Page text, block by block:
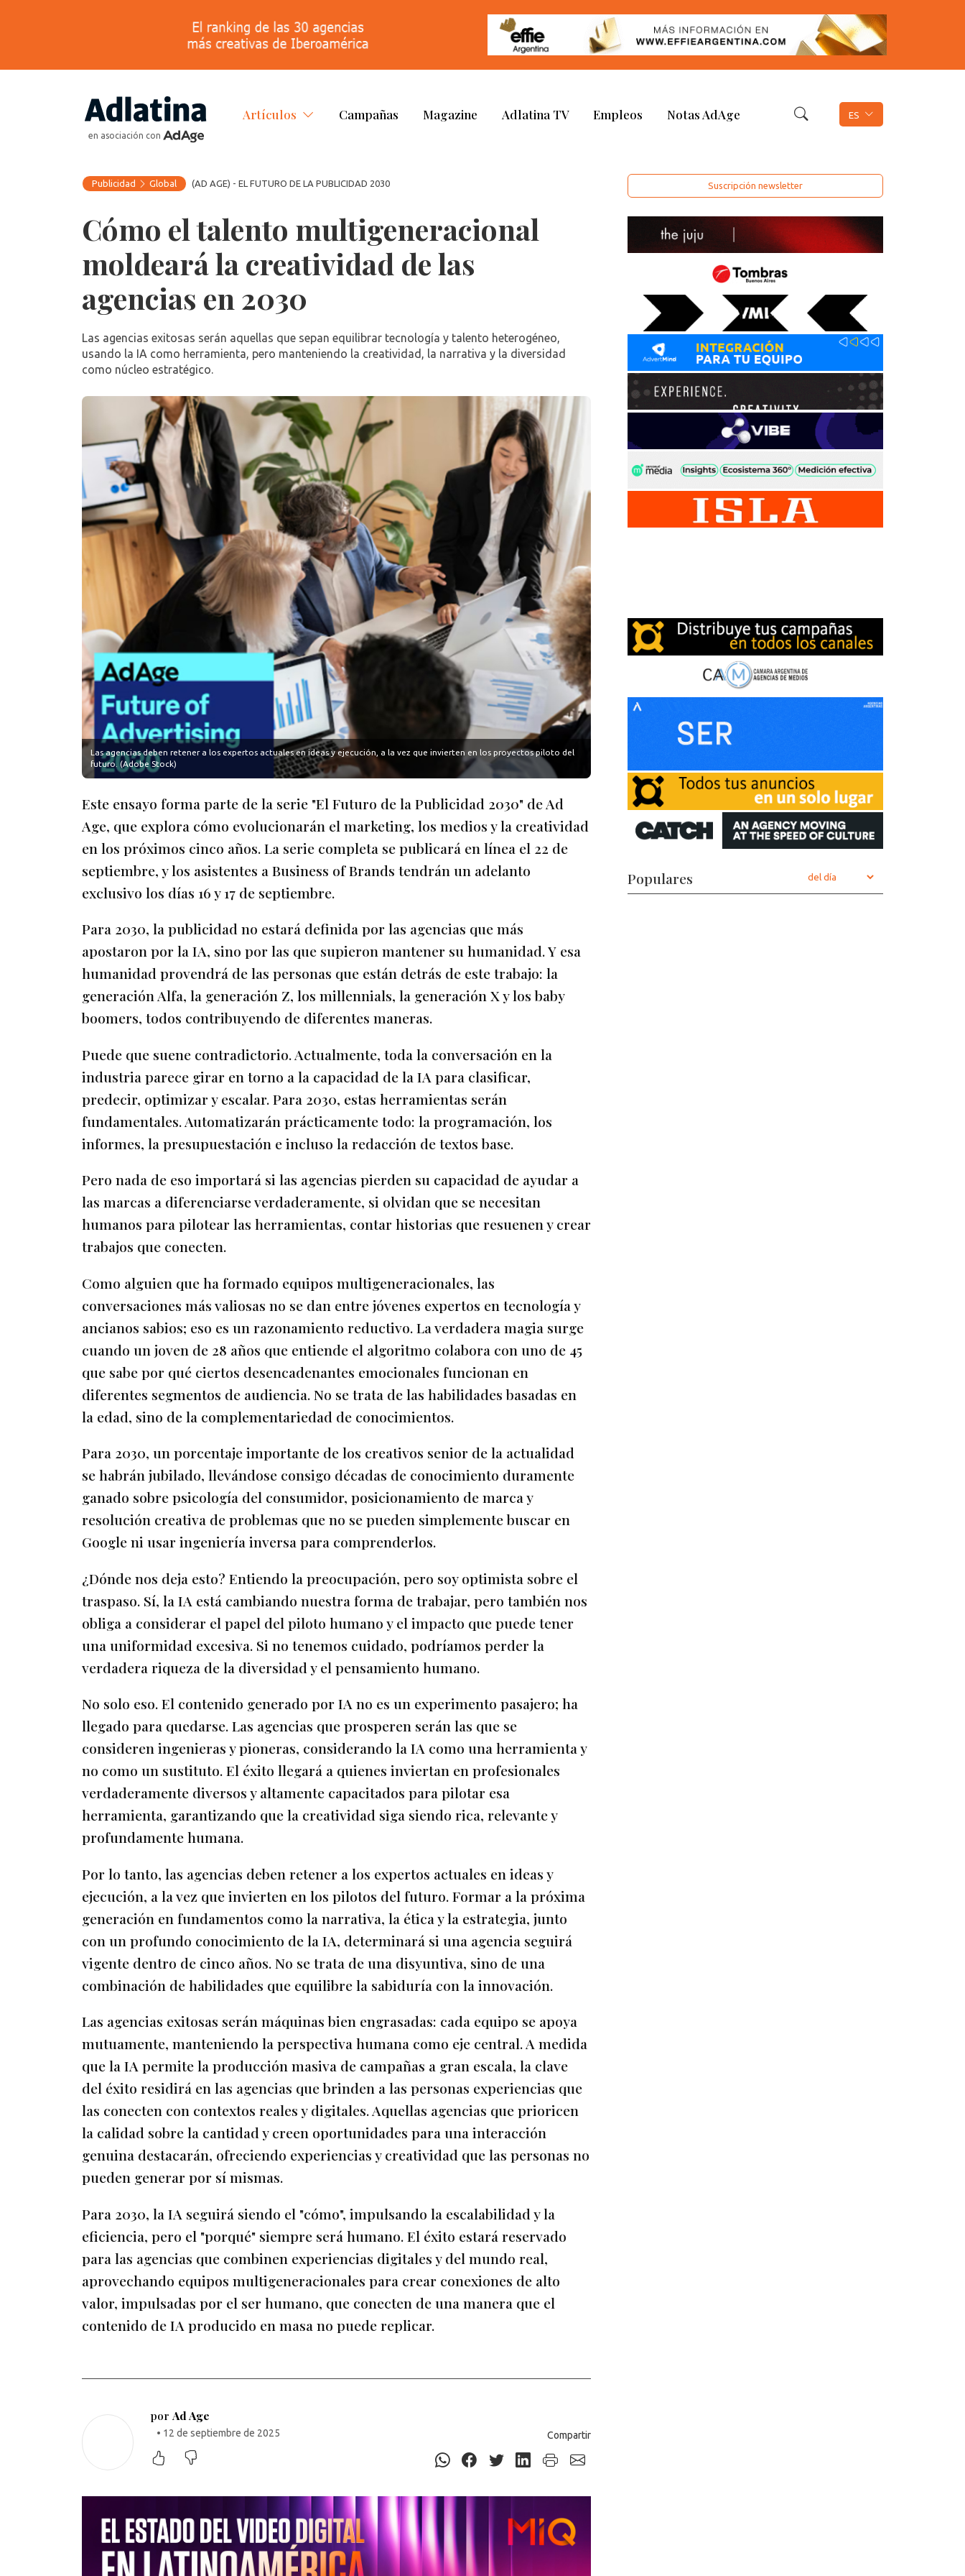
en asociación con
Artículos Campañas Magazine Adlatina TV Empleos Notas AdAge ES
Publicidad Global (AD AGE) - EL FUTURO DE LA PUBLICIDAD 2030
Cómo el talento multigeneracional
moldeará la creatividad de las
agencias en 2030
Las agencias exitosas serán aquellas que sepan equilibrar tecnología y talento heterogéneo,
usando la IA como herramienta, pero manteniendo la creatividad, la narrativa y la diversidad
como núcleo estratégico.
Las agencias deben retener a los expertos actuales en ideas y ejecución, a la vez que invierten en los proyectos piloto del
futuro. (Adobe Stock)
Este ensayo forma parte de la serie "El Futuro de la Publicidad 2030" de Ad
Age, que explora cómo evolucionarán el marketing, los medios y la creatividad
en los próximos cinco años. La serie completa se publicará en línea el 22 de
septiembre, y los asistentes a Business of Brands tendrán un adelanto
exclusivo los días 16 y 17 de septiembre.
Para 2030, la publicidad no estará definida por las agencias que más
apostaron por la IA, sino por las que supieron mantener su humanidad. Y esa
humanidad provendrá de las personas que están detrás de este trabajo: la
generación Alfa, la generación Z, los millennials, la generación X y los baby
boomers, todos contribuyendo de diferentes maneras.
Puede que suene contradictorio. Actualmente, toda la conversación en la
industria parece girar en torno a la capacidad de la IA para clasificar,
predecir, optimizar y escalar. Para 2030, estas herramientas serán
fundamentales. Automatizarán prácticamente todo: la programación, los
informes, la presupuestación e incluso la redacción de textos base.
Pero nada de eso importará si las agencias pierden su capacidad de ayudar a
las marcas a diferenciarse verdaderamente, si olvidan que se necesitan
humanos para pilotear las herramientas, contar historias que resuenen y crear
trabajos que conecten.
Como alguien que ha formado equipos multigeneracionales, las
conversaciones más valiosas no se dan entre jóvenes expertos en tecnología y
ancianos sabios; eso es un razonamiento reductivo. La verdadera magia surge
cuando un joven de 28 años que entiende el algoritmo colabora con uno de 45
que sabe por qué ciertos desencadenantes emocionales funcionan en
diferentes segmentos de audiencia. No se trata de las habilidades basadas en
la edad, sino de la complementariedad de conocimientos.
Para 2030, un porcentaje importante de los creativos senior de la actualidad
se habrán jubilado, llevándose consigo décadas de conocimiento duramente
ganado sobre psicología del consumidor, posicionamiento de marca y
resolución creativa de problemas que no se pueden simplemente buscar en
Google ni usar ingeniería inversa para comprenderlos.
¿Dónde nos deja esto? Entiendo la preocupación, pero soy optimista sobre el
traspaso. Sí, la IA está cambiando nuestra forma de trabajar, pero también nos
obliga a considerar el papel del piloto humano y el impacto que puede tener
una uniformidad excesiva. Si no tenemos cuidado, podríamos perder la
verdadera riqueza de la diversidad y el pensamiento humano.
No solo eso. El contenido generado por IA no es un experimento pasajero; ha
llegado para quedarse. Las agencias que prosperen serán las que se
consideren ingenieras y pioneras, considerando la IA como una herramienta y
no como un sustituto. El éxito llegará a quienes inviertan en profesionales
verdaderamente diversos y altamente capacitados para pilotar esa
herramienta, garantizando que la creatividad siga siendo rica, relevante y
profundamente humana.
Por lo tanto, las agencias deben retener a los expertos actuales en ideas y
ejecución, a la vez que invierten en los pilotos del futuro. Formar a la próxima
generación en fundamentos como la narrativa, la ética y la estrategia, junto
con un profundo conocimiento de la IA, determinará si una agencia seguirá
vigente dentro de cinco años. No se trata de una disyuntiva, sino de una
combinación de habilidades que equilibre la sabiduría con la innovación.
Las agencias exitosas serán máquinas bien engrasadas: cada equipo se apoya
mutuamente, manteniendo la perspectiva humana como eje central. A medida
que la IA permite la producción masiva de campañas a gran escala, la clave
del éxito residirá en las agencias que brinden a las personas experiencias que
las conecten con contextos reales y digitales. Aquellas agencias que prioricen
la calidad sobre la cantidad y creen oportunidades para una interacción
genuina destacarán, ofreciendo experiencias y creatividad que las personas no
pueden generar por sí mismas.
Para 2030, la IA seguirá siendo el "cómo", impulsando la escalabilidad y la
eficiencia, pero el "porqué" siempre será humano. El éxito estará reservado
para las agencias que combinen experiencias digitales y del mundo real,
aprovechando equipos multigeneracionales para crear conexiones de alto
valor, impulsadas por el ser humano, que conecten de una manera que el
contenido de IA producido en masa no puede replicar.
porAd Age
• 12 de septiembre de 2025 Compartir
Suscripción newsletter
Populares